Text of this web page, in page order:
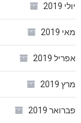
יולי 2019
מאי 2019
אפריל 2019
מרץ 2019
פברואר 2019